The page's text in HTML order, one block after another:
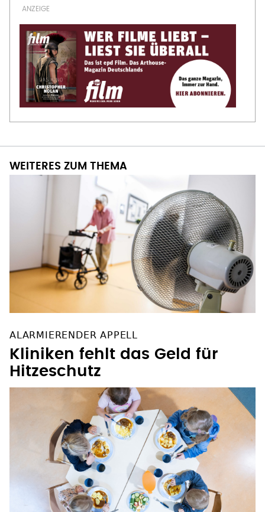
WEITERES ZUM THEMA
ALARMIERENDER APPELL
Kliniken fehlt das Geld für
Hitzeschutz